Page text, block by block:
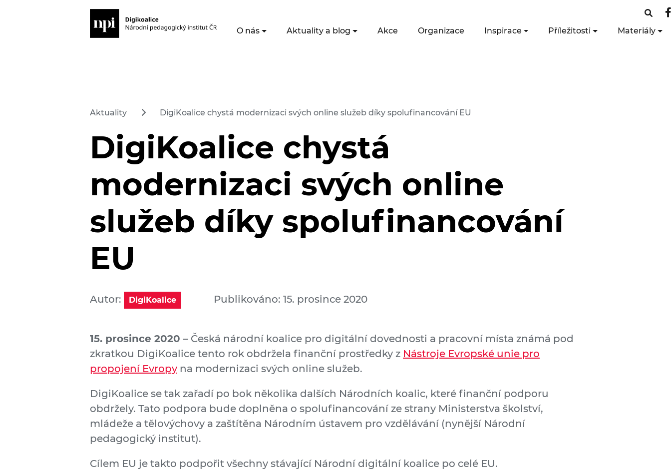
O nás Aktuality a blog Akce Organizace Inspirace Příležitosti Materiály
Aktuality DigiKoalice chystá modernizaci svých online služeb díky spolufinancování EU
DigiKoalice chystá
modernizaci svých online
služeb díky spolufinancování
EU
Autor: DigiKoalice Publikováno: 15. prosince 2020
15. prosince 2020 – Česká národní koalice pro digitální dovednosti a pracovní místa známá pod
zkratkou DigiKoalice tento rok obdržela finanční prostředky z Nástroje Evropské unie pro
propojení Evropy na modernizaci svých online služeb.
DigiKoalice se tak zařadí po bok několika dalších Národních koalic, které finanční podporu
obdržely. Tato podpora bude doplněna o spolufinancování ze strany Ministerstva školství,
mládeže a tělovýchovy a zaštítěna Národním ústavem pro vzdělávání (nynější Národní
pedagogický institut).
Cílem EU je takto podpořit všechny stávající Národní digitální koalice po celé EU.